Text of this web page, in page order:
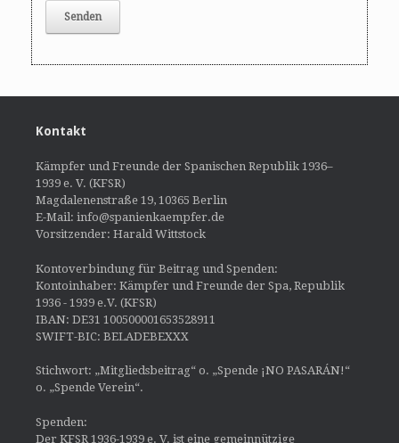
Kontakt
Kämpfer und Freunde der Spanischen Republik 1936–
1939 e. V. (KFSR)
Magdalenenstraße 19, 10365 Berlin
E-Mail: info@spanienkaempfer.de
Vorsitzender: Harald Wittstock
Kontoverbindung für Beitrag und Spenden:
Kontoinhaber: Kämpfer und Freunde der Spa, Republik
1936 - 1939 e.V. (KFSR)
IBAN: DE31 100500001653528911
SWIFT-BIC: BELADEBEXXX
Stichwort: „Mitgliedsbeitrag“ o. „Spende ¡NO PASARÁN!“
o. „Spende Verein“.
Spenden:
Der KFSR 1936-1939 e. V. ist eine gemeinnützige